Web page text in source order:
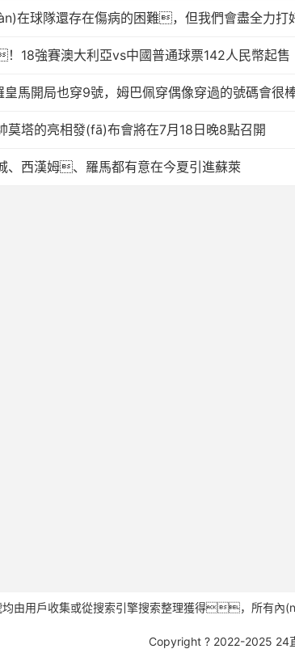
在球隊還存在傷病的困難，但我們會盡全力打
18強賽澳大利亞vs中國普通球票142人民幣起售
皇馬開局也穿9號，姆巴佩穿偶像穿過的號碼會很
莫塔的亮相發(fā)布會將在7月18日晚8點召開
、西漢姆、羅馬都有意在今夏引進蘇萊
均由用戶收集或從搜索引擎搜索整理獲得，所有
Copyright ? 2022-2025 24